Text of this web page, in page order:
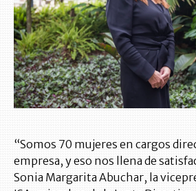
“Somos 70 mujeres en cargos
empresa, y eso nos llena de
Sonia Margarita Abuchar, la